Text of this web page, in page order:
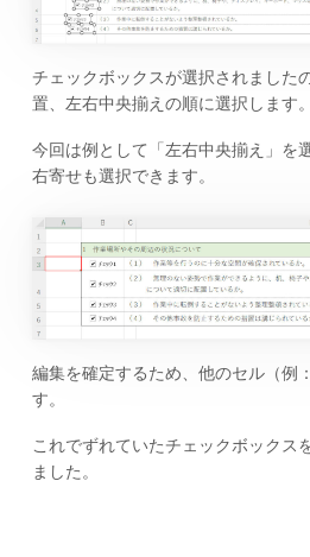
チェックボックスが選択されました
置、左右中央揃えの順に選択します。
今回は例として「左右中央揃え」を
右寄せも選択できます。
編集を確定するため、他のセル（例
す。
これでずれていたチェックボックス
ました。